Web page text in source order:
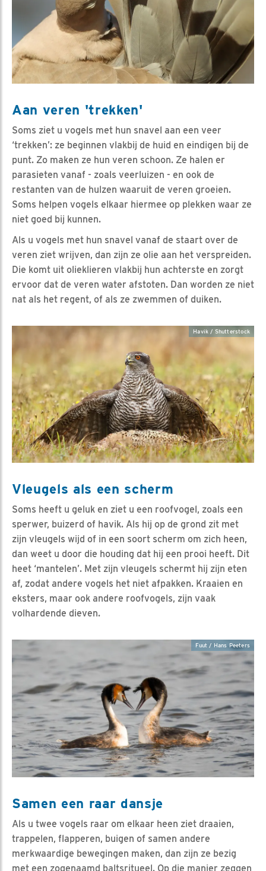
Aan veren 'trekken'
Soms ziet u vogels met hun snavel aan een veer
‘trekken’: ze beginnen vlakbij de huid en eindigen bij de
punt. Zo maken ze hun veren schoon. Ze halen er
parasieten vanaf - zoals veerluizen - en ook de
restanten van de hulzen waaruit de veren groeien.
Soms helpen vogels elkaar hiermee op plekken waar ze
niet goed bij kunnen.
Als u vogels met hun snavel vanaf de staart over de
veren ziet wrijven, dan zijn ze olie aan het verspreiden.
Die komt uit olieklieren vlakbij hun achterste en zorgt
ervoor dat de veren water afstoten. Dan worden ze niet
nat als het regent, of als ze zwemmen of duiken.
Havik / Shutterstock
Vleugels als een scherm
Soms heeft u geluk en ziet u een roofvogel, zoals een
sperwer, buizerd of havik. Als hij op de grond zit met
zijn vleugels wijd of in een soort scherm om zich heen,
dan weet u door die houding dat hij een prooi heeft. Dit
heet ‘mantelen’. Met zijn vleugels schermt hij zijn eten
af, zodat andere vogels het niet afpakken. Kraaien en
eksters, maar ook andere roofvogels, zijn vaak
volhardende dieven.
Fuut / Hans Peeters
Samen een raar dansje
Als u twee vogels raar om elkaar heen ziet draaien,
trappelen, flapperen, buigen of samen andere
merkwaardige bewegingen maken, dan zijn ze bezig
met een zogenaamd baltsritueel. Op die manier zeggen